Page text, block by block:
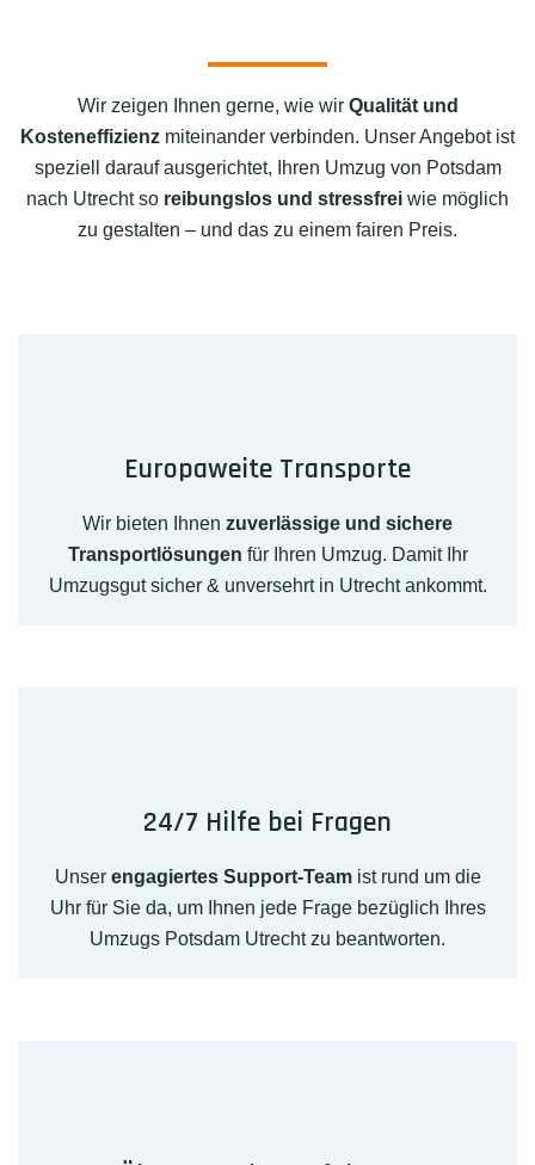
Wir zeigen Ihnen gerne, wie wir Qualität und
Kosteneffizienz miteinander verbinden. Unser Angebot ist
speziell darauf ausgerichtet, Ihren Umzug von Potsdam
nach Utrecht so reibungslos und stressfrei wie möglich
zu gestalten – und das zu einem fairen Preis.
Europaweite Transporte
Wir bieten Ihnen zuverlässige und sichere
Transportlösungen für Ihren Umzug. Damit Ihr
Umzugsgut sicher & unversehrt in Utrecht ankommt.
24/7 Hilfe bei Fragen
Unser engagiertes Support-Teamist rund um die
Uhr für Sie da, um Ihnen jede Frage bezüglich Ihres
Umzugs Potsdam Utrecht zu beantworten.